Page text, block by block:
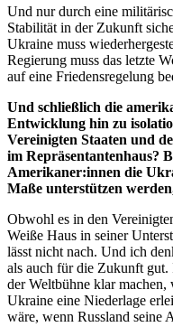
Und nur durch eine
Stabilität in der Zukunft
Ukraine muss
Regierung muss das letzte
auf eine Friedensregelung
Und schließlich die
Entwicklung hin zu
Vereinigten Staaten und
im Repräsentantenhaus?
Amerikaner:innen die
Maße unterstützen
Obwohl es in den
Weiße Haus in seiner
lässt nicht nach. Und ich
als auch für die Zukunft gut.
der Weltbühne klar machen,
Ukraine eine Niederlage
wäre, wenn Russland seine